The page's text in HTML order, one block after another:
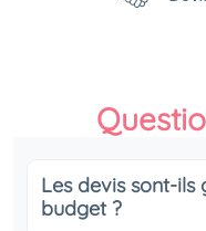
Les devis sont-
budget ?